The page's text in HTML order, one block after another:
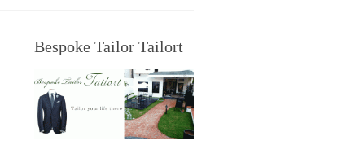
Bespoke Tailor Tailort